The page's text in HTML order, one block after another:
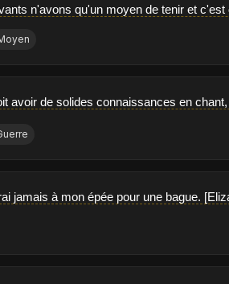
n'avons qu'un moyen de tenir et c'est
avoir de solides connaissances en
jamais à mon épée pour une bague.